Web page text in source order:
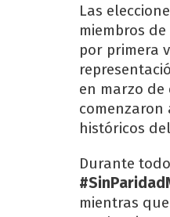
Las
miembros
por primera
en marzo de
comenzaron
históricos
Durante
mientras